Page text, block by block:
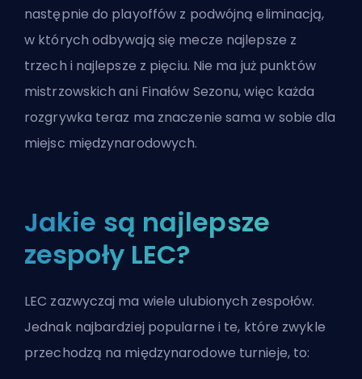
następnie do playoffów z podwójną eliminacją,
w których odbywają się mecze najlepsze z
trzech i najlepsze z pięciu. Nie ma już punktów
mistrzowskich ani Finałów Sezonu, więc każda
rozgrywka teraz ma znaczenie sama w sobie dla
miejsc międzynarodowych.
Jakie są najlepsze
zespoły LEC?
LEC zazwyczaj ma wiele ulubionych zespołów.
Jednak najbardziej popularne i te, które zwykle
przechodzą na międzynarodowe turnieje, to: